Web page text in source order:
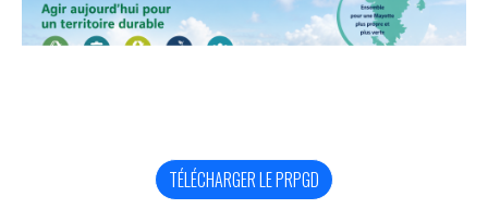
TÉLÉCHARGER LE PRPGD